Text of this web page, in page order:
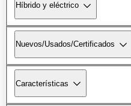
Híbrido y eléctrico
Nuevos/Usados/Certificados
Características